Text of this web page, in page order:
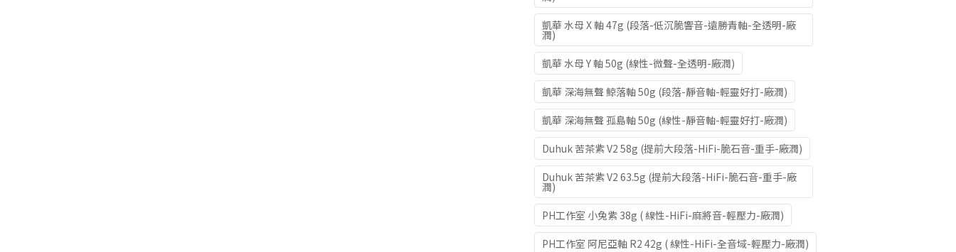
凱華 水母 X 軸 47g (段落-低沉脆響音-遠勝青軸-全透明-廠
潤)
凱華 水母 Y 軸 50g (線性-微聲-全透明-廠潤)
凱華 深海無聲 鯨落軸 50g (段落-靜音軸-輕靈好打-廠潤)
凱華 深海無聲 孤島軸 50g (線性-靜音軸-輕靈好打-廠潤)
Duhuk 苦茶紫 V2 58g (提前大段落-HiFi-脆石音-重手-廠潤)
Duhuk 苦茶紫 V2 63.5g (提前大段落-HiFi-脆石音-重手-廠
潤)
PH工作室 小兔紫 38g ( 線性-HiFi-麻將音-輕壓力-廠潤)
PH工作室 阿尼亞軸 R2 42g ( 線性-HiFi-全音域-輕壓力-廠潤)